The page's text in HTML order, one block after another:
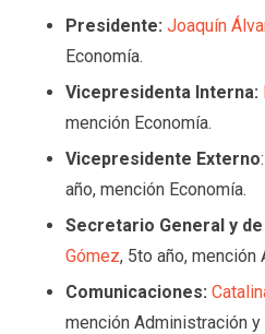
Presidente: Joaquín
Economía.
Vicepresidenta Interna:
mención Economía.
Vicepresidente Externo:
año, mención Economía.
Secretario General y de
Gómez, 5to año, mención
Comunicaciones:
mención Administración y